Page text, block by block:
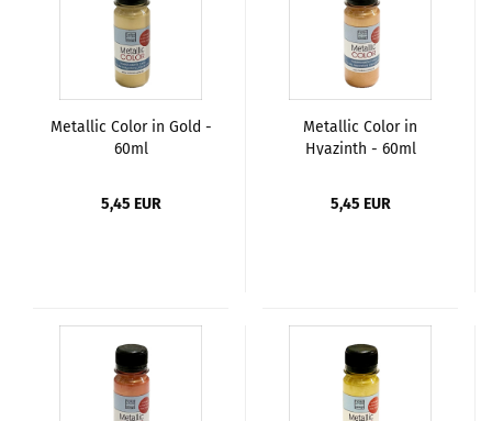
Metallic Color in Gold -
60ml
5,45 EUR
Metallic Color in
Hyazinth - 60ml
5,45 EUR